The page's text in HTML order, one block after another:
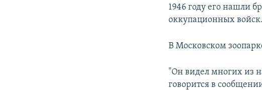
1946 году его нашли
оккупационных войск.
В Московском
"Он видел многих из
говорится в